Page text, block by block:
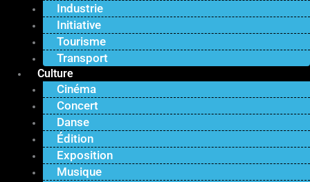
Industrie
Initiative
Tourisme
Transport
Culture
Cinéma
Concert
Danse
Édition
Exposition
Musique